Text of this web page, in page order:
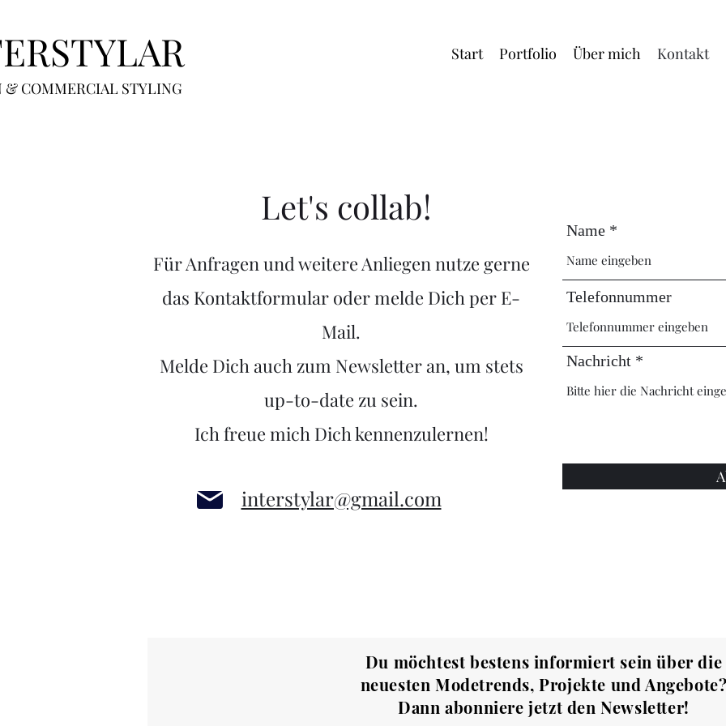
Start Portfolio Über mich
Kontakt
& COMMERCIAL STYLING
Let's collab!
Für Anfragen und weitere Anliegen nutze gerne
das Kontaktformular oder melde Dich per E-
Mail.
Melde Dich auch zum Newsletter an, um stets
up-to-date zu sein.
Ich freue mich Dich kennenzulernen!
interstylar@gmail.com
Name
Telefonnummer
Nachricht
Du möchtest bestens informiert sein über die
neuesten Modetrends, Projekte und Angebote?
Dann abonniere jetzt den Newsletter!